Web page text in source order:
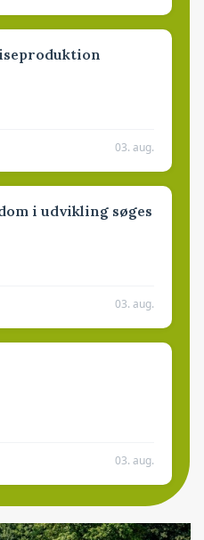
03. aug.
i udvikling søges
03. aug.
03. aug.